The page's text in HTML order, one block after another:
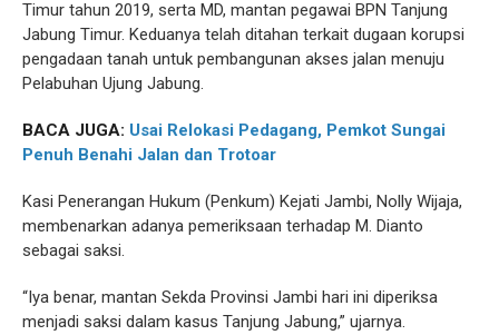
Timur tahun 2019, serta MD, mantan pegawai BPN Tanjung
Jabung Timur. Keduanya telah ditahan terkait dugaan korupsi
pengadaan tanah untuk pembangunan akses jalan menuju
Pelabuhan Ujung Jabung.
BACA JUGA: Usai Relokasi Pedagang, Pemkot Sungai
Penuh Benahi Jalan dan Trotoar
Kasi Penerangan Hukum (Penkum) Kejati Jambi, Nolly Wijaja,
membenarkan adanya pemeriksaan terhadap M. Dianto
sebagai saksi.
“Iya benar, mantan Sekda Provinsi Jambi hari ini diperiksa
menjadi saksi dalam kasus Tanjung Jabung,” ujarnya.